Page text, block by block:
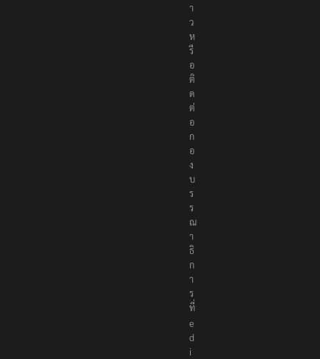
า
ว
ห
รื
อ
ติ
ด
ต่
อ
ก
อ
ง
บ
ร
ร
ณ
า
ธิ
ก
า
ร
ที่
e
d
i